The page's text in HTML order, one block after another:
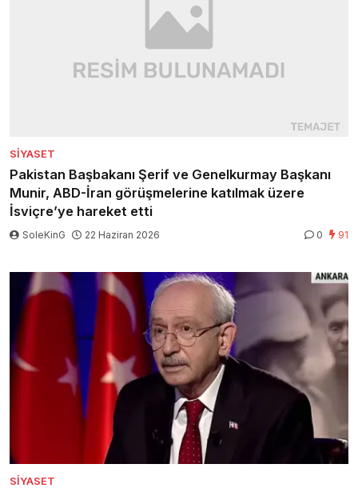
SIYASET
Pakistan Başbakanı Şerif ve Genelkurmay Başkanı
Munir, ABD-İran görüşmelerine katılmak üzere
İsviçre’ye hareket etti
SoleKinG 22 Haziran 2026 0 91
SIYASET